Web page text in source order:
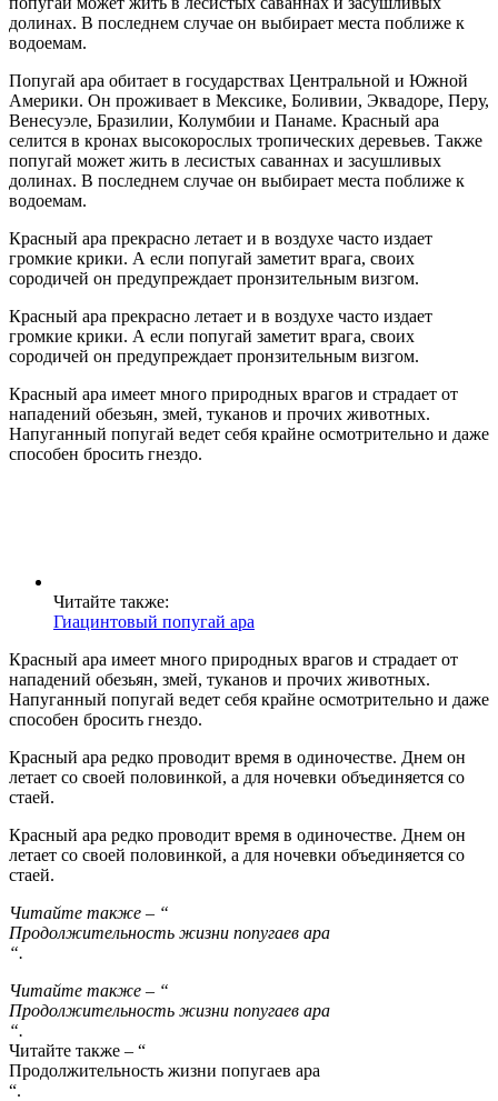
долинах. В последнем случае он выбирает места поближе к
водоемам.
Попугай ара обитает в государствах Центральной и Южной
Америки. Он проживает в Мексике, Боливии, Эквадоре, Перу,
Венесуэле, Бразилии, Колумбии и Панаме. Красный ара
селится в кронах высокорослых тропических деревьев. Также
попугай может жить в лесистых саваннах и засушливых
долинах. В последнем случае он выбирает места поближе к
водоемам.
Красный ара прекрасно летает и в воздухе часто издает
громкие крики. А если попугай заметит врага, своих
сородичей он предупреждает пронзительным визгом.
Красный ара прекрасно летает и в воздухе часто издает
громкие крики. А если попугай заметит врага, своих
сородичей он предупреждает пронзительным визгом.
Красный ара имеет много природных врагов и страдает от
нападений обезьян, змей, туканов и прочих животных.
Напуганный попугай ведет себя крайне осмотрительно и даже
способен бросить гнездо.
Читайте также:
Гиацинтовый попугай ара
Красный ара имеет много природных врагов и страдает от
нападений обезьян, змей, туканов и прочих животных.
Напуганный попугай ведет себя крайне осмотрительно и даже
способен бросить гнездо.
Красный ара редко проводит время в одиночестве. Днем он
летает со своей половинкой, а для ночевки объединяется со
стаей.
Красный ара редко проводит время в одиночестве. Днем он
летает со своей половинкой, а для ночевки объединяется со
стаей.
Читайте также – “
Продолжительность жизни попугаев ара
“.
Читайте также – “
Продолжительность жизни попугаев ара
“.
Читайте также – “
Продолжительность жизни попугаев ара
“.